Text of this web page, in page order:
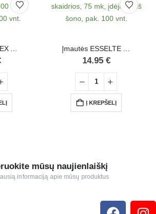
14.95 €
Į KREPŠELĮ
mūsų naujienlaiškį
informaciją apie mūsų produktus